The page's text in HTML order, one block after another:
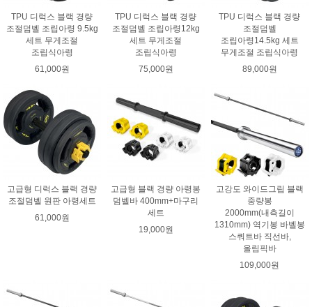
TPU 디럭스 블랙 경량
조절덤벨 조립아령 9.5kg
세트 무게조절
조립식아령
61,000원
TPU 디럭스 블랙 경량
조절덤벨 조립아령12kg
세트 무게조절
조립식아령
75,000원
TPU 디럭스 블랙 경량
조절덤벨
조립아령14.5kg 세트
무게조절 조립식아령
89,000원
고급형 디럭스 블랙 경량
조절덤벨 원판 아령세트
61,000원
고급형 블랙 경량 아령봉
덤벨바 400mm+마구리
세트
19,000원
고강도 와이드그립 블랙
중량봉
2000mm(내측길이
1310mm) 역기봉 바벨봉
스쿼트바 직선바,
올림픽바
109,000원